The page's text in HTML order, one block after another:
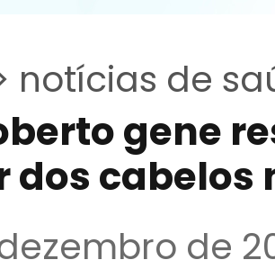
notícias de
gene
dos
de